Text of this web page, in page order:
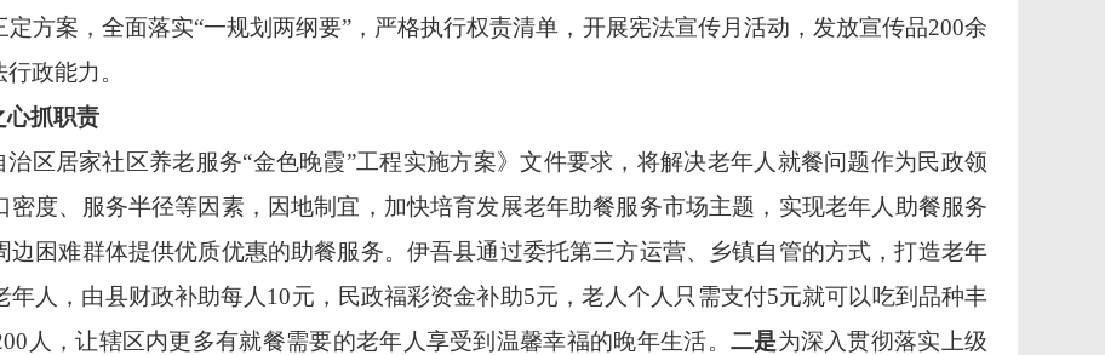
定方案，全面落实“一规划两纲要”，严格执行权责清单，开展宪法宣传月活动， 发放宣传品200余
政能力。
心抓职责
治区居家社区养老服务“金色晚霞”工程实施方案》文件要求，将解决老年人就餐问题作为民政领
度、服务半径等因素，因地制宜，加快培育发展老年助餐服务市场主题， 实现老年人助餐服务
困难群体提供优质优惠的助餐服务。伊吾县通过委托第三方运营、乡镇自管的方式，打造老年
年人，由县财政补助每人10元，民政福彩资金补助5元，老人个人只需支付5元就可以吃到品种丰
人，让辖区内更多有就餐需要的老年人享受到温馨幸福的晚年生活。 二是为深入贯彻落实 上级